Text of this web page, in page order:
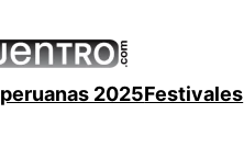
2025Festivales